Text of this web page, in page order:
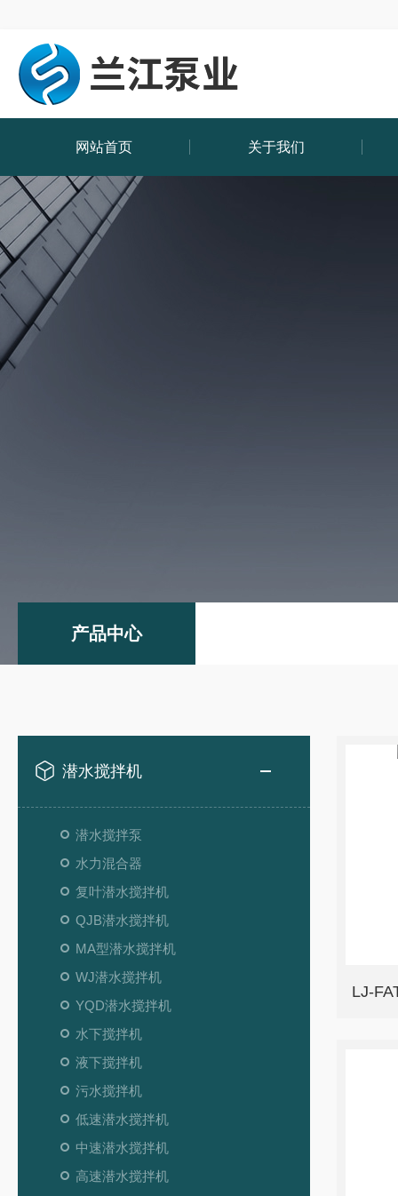
网站首页 关于我们
产品中心
潜水搅拌机
潜水搅拌泵
水力混合器
复叶潜水搅拌机
QJB潜水搅拌机
MA型潜水搅拌机
WJ潜水搅拌机
YQD潜水搅拌机
水下搅拌机
液下搅拌机
污水搅拌机
低速潜水搅拌机
中速潜水搅拌机
高速潜水搅拌机
LJ-